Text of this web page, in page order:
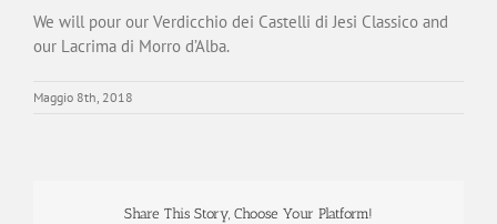
We will pour our Verdicchio dei Castelli di Jesi Classico and
our Lacrima di Morro d’Alba.
Maggio 8th, 2018
Share This Story, Choose Your Platform!